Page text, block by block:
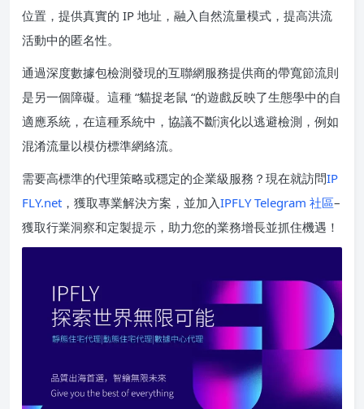
位置，提供真實的 IP 地址，融入自然流量模式，提高洪流
活動中的匿名性。
通過深度數據包檢測發現的互聯網服務提供商的帶寬節流則
是另一個障礙。這種 “貓捉老鼠 “的遊戲反映了生態學中的自
適應系統，在這種系統中，協議不斷演化以逃避檢測，例如
混淆流量以模仿標準網絡流。
需要高標準的代理策略或穩定的企業級服務？現在就訪問IP
FLY.net ，獲取專業解決方案，並加入IPFLY Telegram 社區–
獲取行業洞察和定製提示，助力您的業務增長並抓住機遇！